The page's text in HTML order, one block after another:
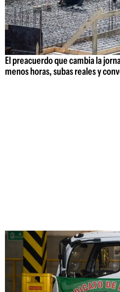
El preacuerdo que cambia la
menos horas, subas reales y